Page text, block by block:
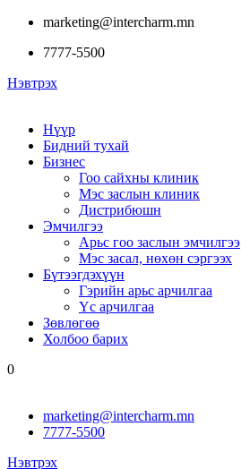
marketing@intercharm.mn
7777-5500
Нэвтрэх
Нүүр
Бидний тухай
Бизнес
Гоо сайхны клиник
Мэс заслын клиник
Дистрибюшн
Эмчилгээ
Арьс гоо заслын эмчилгээ
Мэс засал, нөхөн сэргээх
Бүтээгдэхүүн
Гэрийн арьс арчилгаа
Үс арчилгаа
Зөвлөгөө
Холбоо барих
0
marketing@intercharm.mn
7777-5500
Нэвтрэх